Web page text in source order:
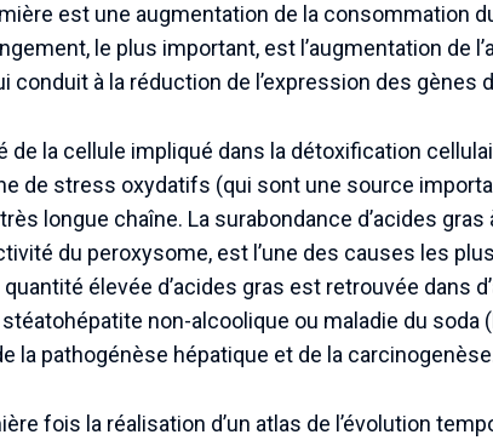
est une augmentation de la consommation
le plus important, est l’augmentation de
conduit à la réduction de l’expression des gènes
la cellule impliqué dans la détoxification
de stress oxydatifs (qui sont une source
très longue chaîne. La surabondance d’acides
du peroxysome, est l’une des causes les
élevée d’acides gras est retrouvée dans
non-alcoolique ou maladie du soda
la pathogénèse hépatique et de la
fois la réalisation d’un atlas de l’évolution